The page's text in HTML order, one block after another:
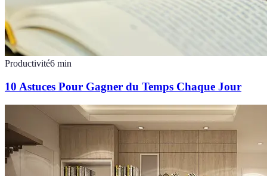
Productivité6 min
10 Astuces Pour Gagner du Temps Chaque Jour